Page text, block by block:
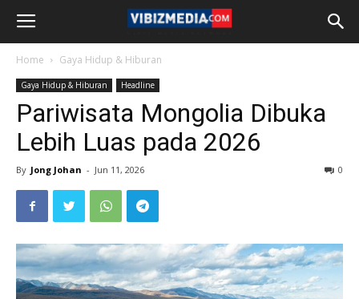
Home Gaya Hidup & Hiburan
Gaya Hidup & Hiburan Headline
Pariwisata Mongolia Dibuka
Lebih Luas pada 2026
By Jong Johan - Jun 11, 2026 0